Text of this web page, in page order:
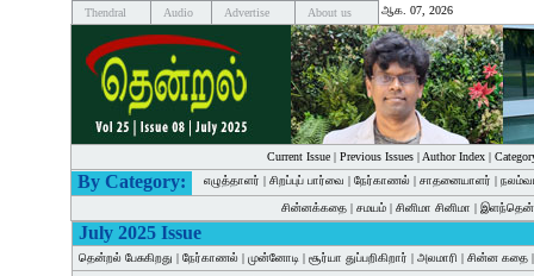
Thendral Audio Advertise About us ஆக. 07, 2026
Current Issue| Previous Issues| Author Index|
By Category: எழுத்தாளர் | சிறப்புப் பார்வை | நேர்காணல் | சாதனையாளர் |
சின்னக்கதை | சமயம் | சினிமா சினிமா |
July 2025 Issue
தென்றல் பேசுகிறது | நேர்காணல் | முன்னோடி | சூர்யா துப்பறிகிறார் | அலமாரி | சின்ன கதை